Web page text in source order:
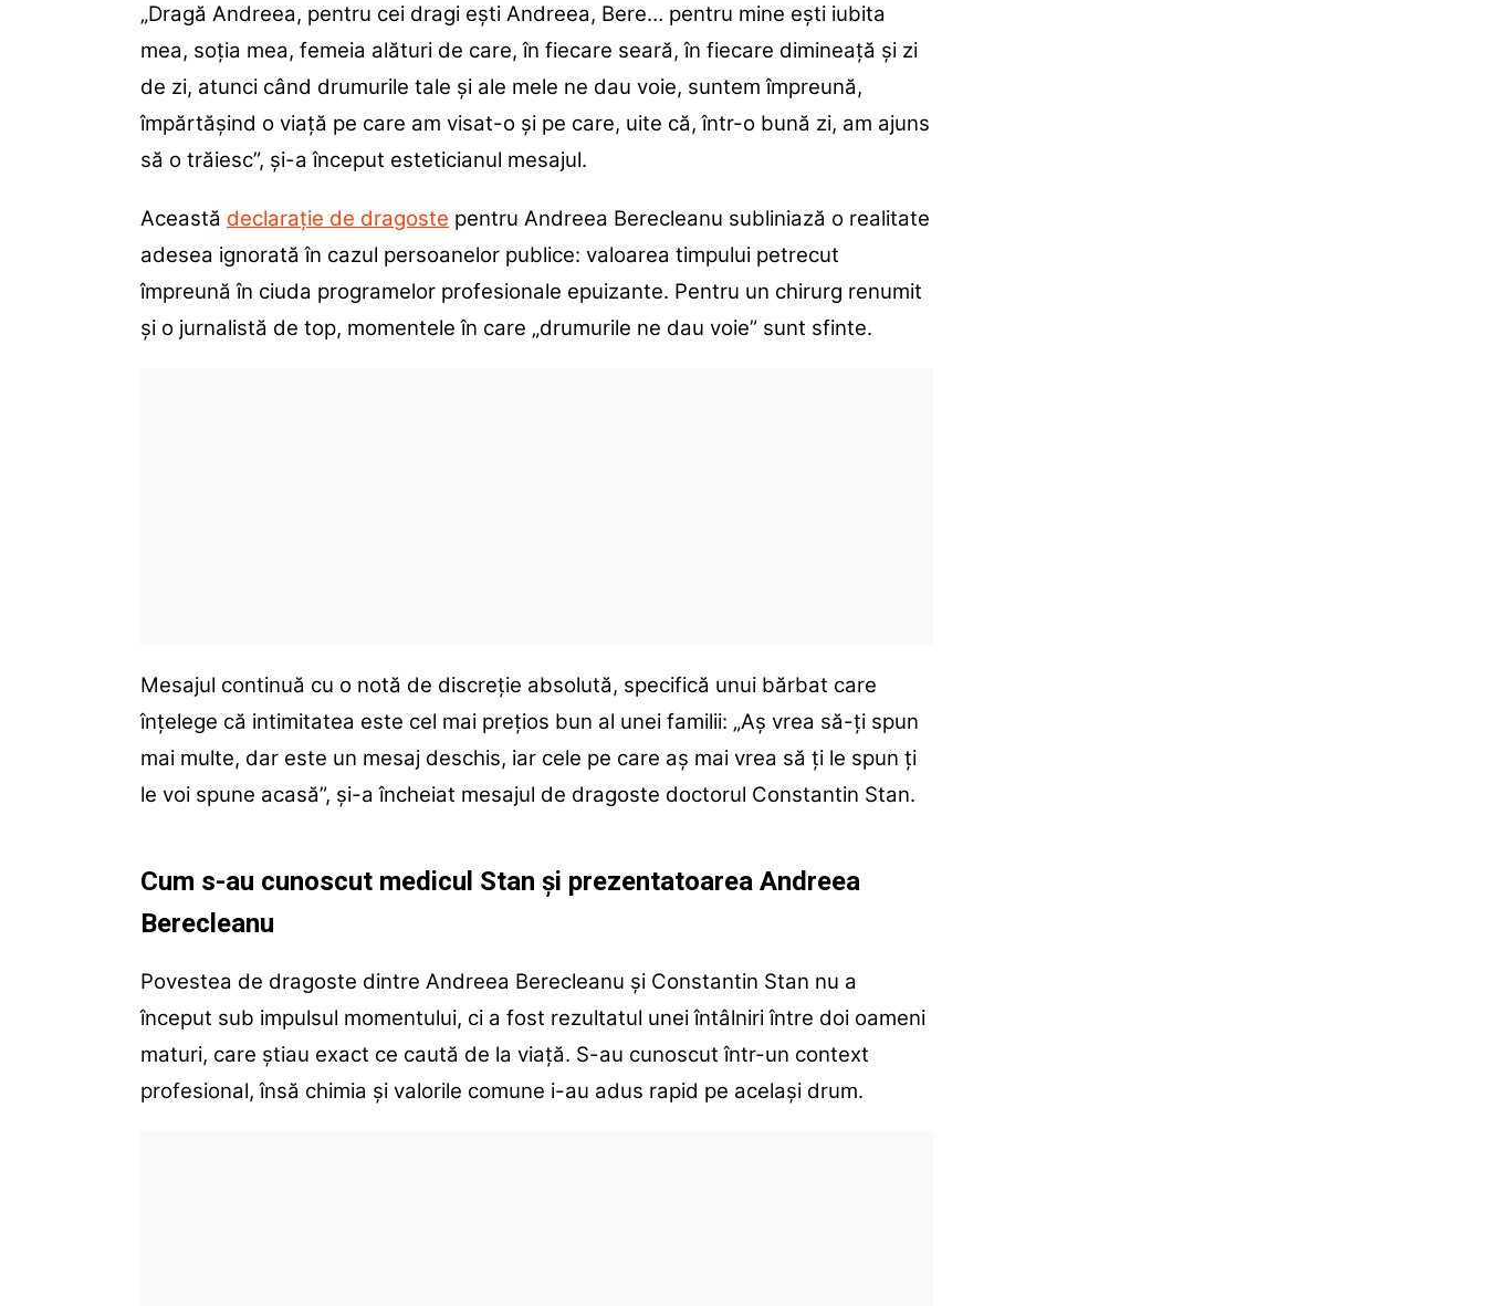
„Dragă Andreea, pentru cei dragi ești Andreea, Bere… pentru mine ești iubita
mea, soția mea, femeia alături de care, în fiecare seară, în fiecare dimineață și zi
de zi, atunci când drumurile tale și ale mele ne dau voie, suntem împreună,
împărtășind o viață pe care am visat-o și pe care, uite că, într-o bună zi, am ajuns
să o trăiesc”, și-a început esteticianul mesajul.
Această declarație de dragoste pentru Andreea Berecleanu subliniază o realitate
adesea ignorată în cazul persoanelor publice: valoarea timpului petrecut
împreună în ciuda programelor profesionale epuizante. Pentru un chirurg renumit
și o jurnalistă de top, momentele în care „drumurile ne dau voie” sunt sfinte.
Mesajul continuă cu o notă de discreție absolută, specifică unui bărbat care
înțelege că intimitatea este cel mai prețios bun al unei familii: „Aș vrea să-ți spun
mai multe, dar este un mesaj deschis, iar cele pe care aș mai vrea să ți le spun ți
le voi spune acasă”, și-a încheiat mesajul de dragoste doctorul Constantin Stan.
Cum s-au cunoscut medicul Stan și prezentatoarea Andreea
Berecleanu
Povestea de dragoste dintre Andreea Berecleanu și Constantin Stan nu a
început sub impulsul momentului, ci a fost rezultatul unei întâlniri între doi oameni
maturi, care știau exact ce caută de la viață. S-au cunoscut într-un context
profesional, însă chimia și valorile comune i-au adus rapid pe același drum.